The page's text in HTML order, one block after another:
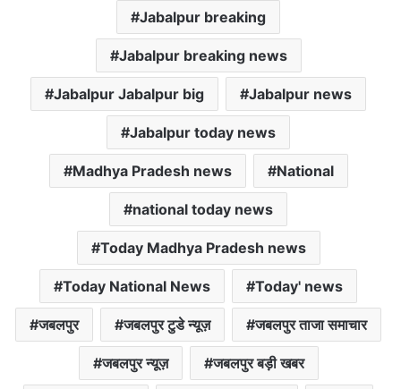
Jabalpur breaking
Jabalpur breaking news
Jabalpur Jabalpur big Jabalpur news
Jabalpur today news
Madhya Pradesh news National
national today news
Today Madhya Pradesh news
Today National News Today' news
जबलपुर जबलपुर टुडे न्यूज़ जबलपुर ताजा समाचार
जबलपुर न्यूज़ जबलपुर बड़ी खबर